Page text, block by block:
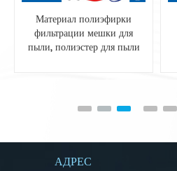
Материал полиэфирки
фильтрации мешки для
пыли, полиэстер для пыли
АДРЕС